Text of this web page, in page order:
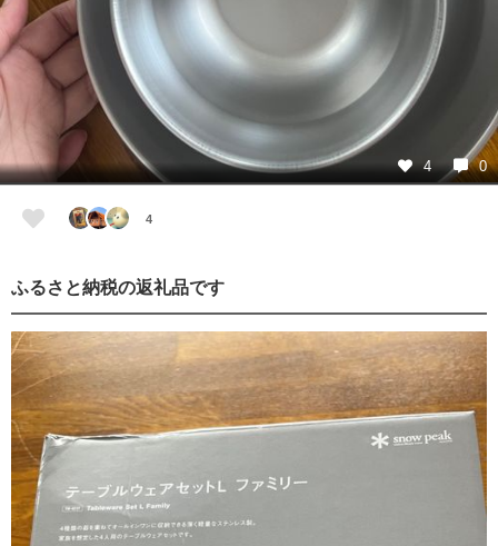
4 0
4
ふるさと納税の返礼品です